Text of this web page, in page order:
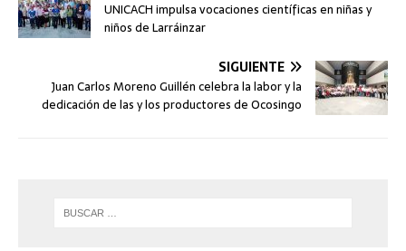
UNICACH impulsa vocaciones científicas en niñas y
niños de Larráinzar
SIGUIENTE
Juan Carlos Moreno Guillén celebra la labor y la
dedicación de las y los productores de Ocosingo